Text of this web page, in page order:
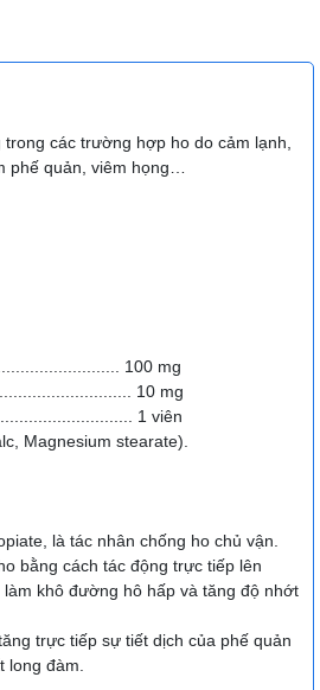
các trường hợp ho do cảm lạnh,
phế quản, viêm họng…
100 mg
10 mg
1 viên
Magnesium stearate).
là tác nhân chống ho chủ vận.
bằng cách tác động trực tiếp lên
khô đường hô hấp và tăng độ nhớt
trực tiếp sự tiết dịch của phế quản
long đàm.